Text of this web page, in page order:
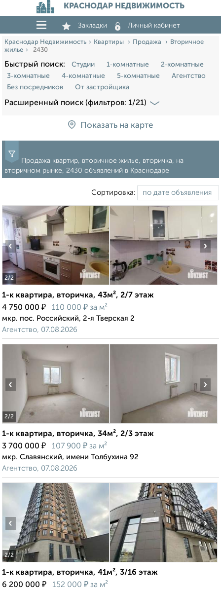
КРАСНОДАР НЕДВИЖИМОСТЬ
Закладки Личный кабинет
Краснодар Недвижимость Квартиры Продажа
Вторичное
жилье
2430
Быстрый поиск: Студии 1‑комнатные
2‑комнатные
3‑комнатные
4‑комнатные 5‑комнатные
Агентство
Без посредников
От застройщика
Расширенный поиск (фильтров: 1/21)
Показать на карте
Продажа квартир, вторичное жилье, вторичка, на
вторичном рынке, 2430 объявлений в Краснодаре
Сортировка:
2/2
‹ ›
1-к квартира, вторичка, 43м², 2/7 этаж
4 750 000 ₽ 110 000 ₽ за м²
мкр. пос. Российский, 2-я Тверская 2
Агентство, 07.08.2026
2/2
‹ ›
1-к квартира, вторичка, 34м², 2/3 этаж
3 700 000 ₽ 107 900 ₽ за м²
мкр. Славянский, имени Толбухина 92
Агентство, 07.08.2026
2/2
‹ ›
1-к квартира, вторичка, 41м², 3/16 этаж
6 200 000 ₽ 152 000 ₽ за м²